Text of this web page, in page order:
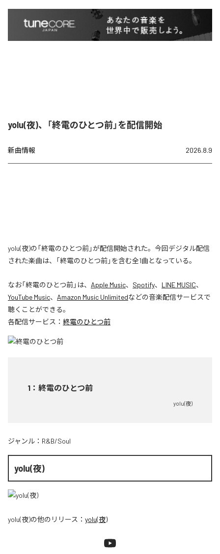
yolu(夜)、「終電のひとつ前」を配信開始
新曲情報 2026.8.9
yolu(夜)の「終電のひとつ前」が配信開始された。今回デジタル配信
された楽曲は、「終電のひとつ前」を含む全1曲となっている。
なお「終電のひとつ前」は、 Apple Music、 Spotify、 LINE MUSIC、
YouTube Music、 Amazon Music Unlimitedなどの音楽配信サービスで
聴くことができる。
各配信サービス： 終電のひとつ前
1 ： 終電のひとつ前
yolu(夜)
ジャンル： R&B/Soul
yolu(夜)
yolu(夜)の他のリリース： yolu(夜)